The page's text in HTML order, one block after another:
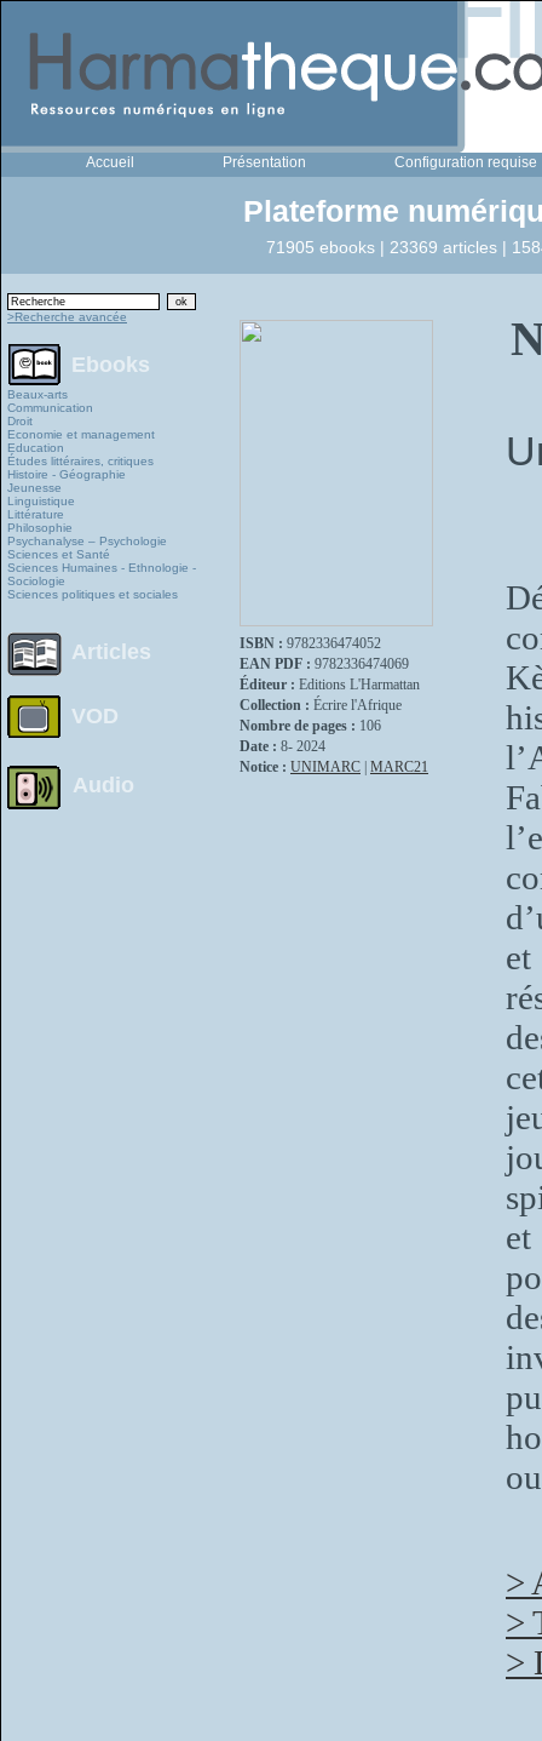
Accueil Présentation Configuration requise
Plateforme
71905 ebooks | 23369 articles |
>Recherche avancée
Ebooks
Beaux-arts
Communication
Droit
Economie et management
Education
Études littéraires, critiques
Histoire - Géographie
Jeunesse
Linguistique
Littérature
Philosophie
Psychanalyse – Psychologie
Sciences et Santé
Sciences Humaines - Ethnologie -
Sociologie
Sciences politiques et sociales
Articles
VOD
Audio
ISBN : 9782336474052
EAN PDF : 9782336474069
Éditeur : Editions L'Harmattan
Collection : Écrire l'Afrique
Nombre de pages : 106
Date : 8- 2024
Notice : UNIMARC MARC21
et
>
>
>